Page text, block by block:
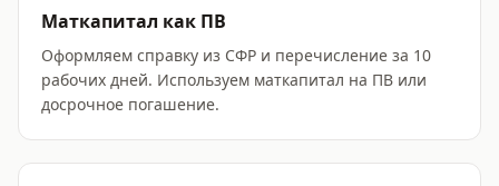
Маткапитал как ПВ
Оформляем справку из СФР и перечисление за 10
рабочих дней. Используем маткапитал на ПВ или
досрочное погашение.